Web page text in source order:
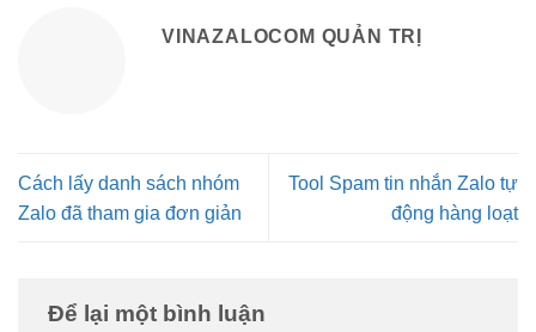
VINAZALOCOM QUẢN TRỊ
Cách lấy danh sách nhóm
Zalo đã tham gia đơn giản
Tool Spam tin nhắn Zalo tự
động hàng loạt
Để lại một bình luận